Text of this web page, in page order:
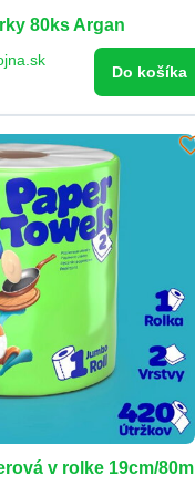
80ks Argan
Do košíka
v rolke 19cm/80m